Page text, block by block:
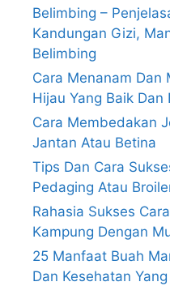
Belimbing –
Kandungan Gizi,
Belimbing
Cara Menanam Dan
Hijau Yang Baik Dan
Cara Membedakan
Jantan Atau Betina
Tips Dan Cara
Pedaging Atau
Rahasia Sukses
Kampung Dengan
25 Manfaat Buah
Dan Kesehatan